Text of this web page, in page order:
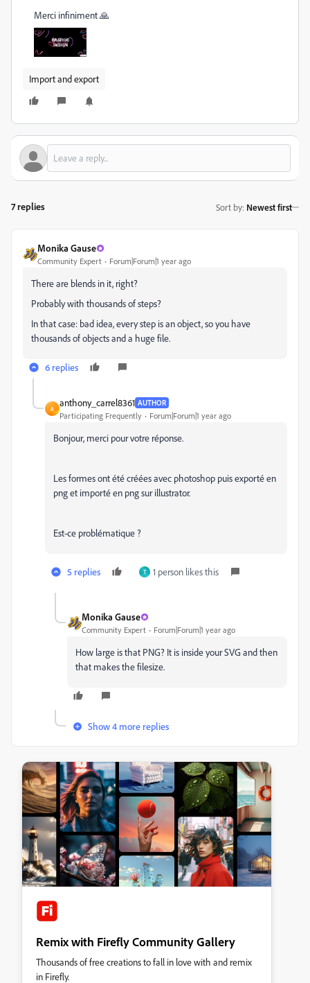
Merci infiniment 🙏
Import and export
7 replies Sort by: Newest first
Monika Gause
Community Expert Forum|Forum|1 year ago
There are blends in it, right?
Probably with thousands of steps?
In that case: bad idea, every step is an object, so you have
thousands of objects and a huge file.
6 replies
A
anthony_carrel8361 AUTHOR
Participating Frequently Forum|Forum|1 year ago
Bonjour, merci pour votre réponse.
Les formes ont été créées avec photoshop puis exporté en
png et importé en png sur illustrator.
Est-ce problématique ?
5 replies T 1 person likes this
Monika Gause
Community Expert Forum|Forum|1 year ago
How large is that PNG? It is inside your SVG and then
that makes the filesize.
Show 4 more replies
Remix with Firefly Community Gallery
Thousands of free creations to fall in love with and remix
in Firefly.